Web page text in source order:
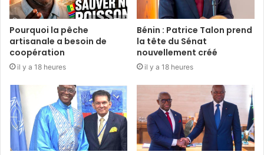
Pourquoi la pêche
artisanale a besoin de
coopération
il y a 18 heures
Bénin : Patrice Talon prend
la tête du Sénat
nouvellement créé
il y a 18 heures